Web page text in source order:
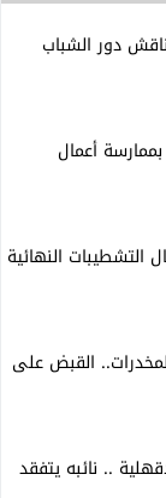
دور الشباب
أعمال
التشطيبات النهائية
القبض على
.. نائبه يتفقد